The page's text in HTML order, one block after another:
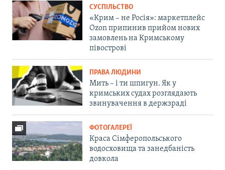
СУСПІЛЬСТВО
«Крим – не Росія»: маркетплейс
Ozon припинив прийом нових
замовлень на Кримському
півострові
ПРАВА ЛЮДИНИ
Мить – і ти шпигун. Як у
кримських судах розглядають
звинувачення в держзраді
ФОТОГАЛЕРЕЇ
Краса Сімферопольського
водосховища та занедбаність
довкола